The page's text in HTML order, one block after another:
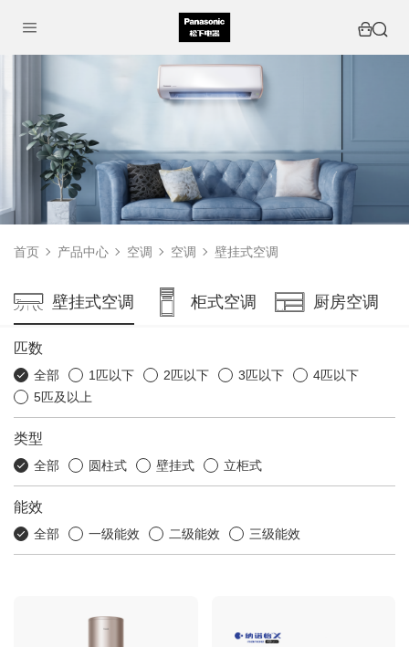
首页 产品中心 空调 空调 壁挂式空调
壁挂式空调 柜式空调 厨房空调
匹数
全部 1匹以下 2匹以下 3匹以下
4匹以下
5匹及以上
类型
全部 圆柱式 壁挂式 立柜式
能效
全部 一级能效 二级能效 三级能效